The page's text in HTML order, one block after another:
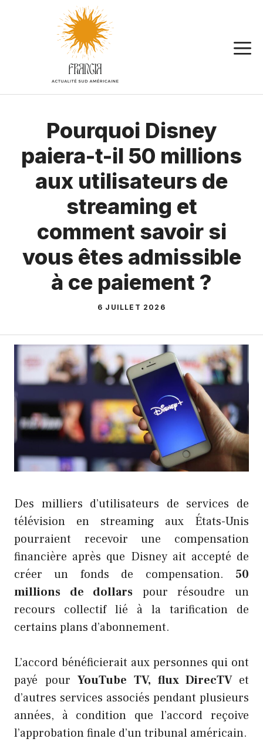
Pourquoi Disney
paiera-t-il 50 millions
aux utilisateurs de
streaming et
comment savoir si
vous êtes admissible
à ce paiement ?
6 JUILLET 2026
Des milliers d’utilisateurs de services de
télévision en streaming aux États-Unis
pourraient recevoir une compensation
financière après que Disney ait accepté de
créer un fonds de compensation. 50
millions de dollars pour résoudre un
recours collectif lié à la tarification de
certains plans d’abonnement.
L’accord bénéficierait aux personnes qui ont
payé pourYouTube TV, flux DirecTV et
d’autres services associés pendant plusieurs
années, à condition que l’accord reçoive
l’approbation finale d’un tribunal américain.